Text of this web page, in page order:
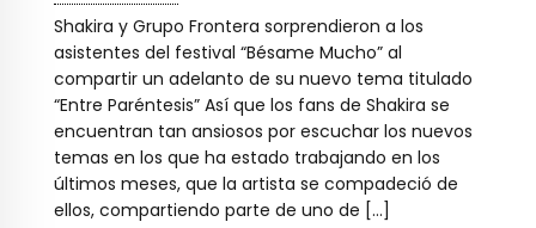
Shakira y Grupo Frontera sorprendieron a los
asistentes del festival “Bésame Mucho” al
compartir un adelanto de su nuevo tema titulado
“Entre Paréntesis” Así que los fans de Shakira se
encuentran tan ansiosos por escuchar los nuevos
temas en los que ha estado trabajando en los
últimos meses, que la artista se compadeció de
ellos, compartiendo parte de uno de […]